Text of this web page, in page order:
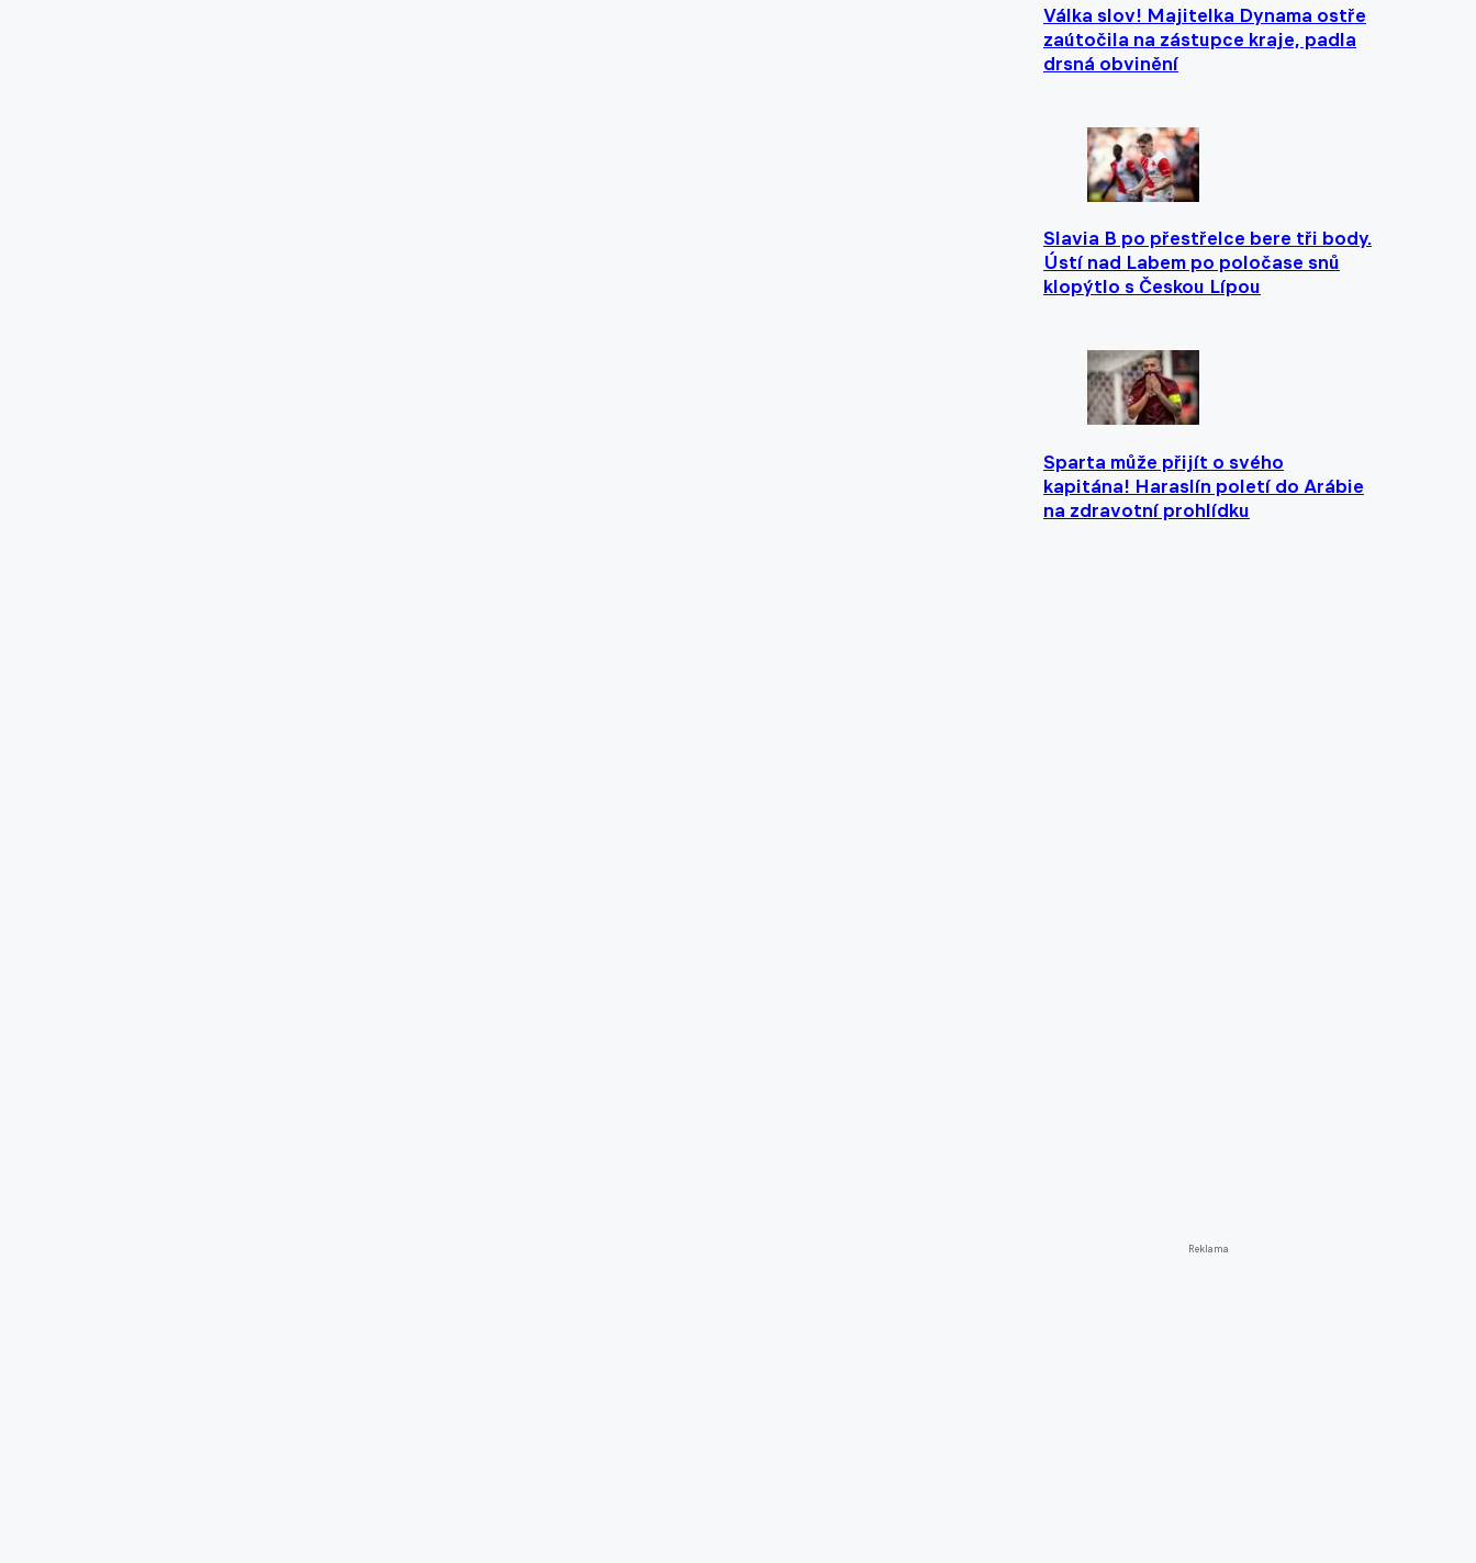
Válka slov! Majitelka Dynama ostře
zaútočila na zástupce kraje, padla
drsná obvinění
Slavia B po přestřelce bere tři body.
Ústí nad Labem po poločase snů
klopýtlo s Českou Lípou
Sparta může přijít o svého
kapitána! Haraslín poletí do Arábie
na zdravotní prohlídku
Reklama